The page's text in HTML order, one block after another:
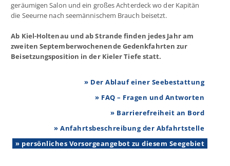
geräumigen Salon und ein großes Achterdeck wo der Kapitän
die Seeurne nach seemännischem Brauch beisetzt.
Ab Kiel-Holtenau und ab Strande finden jedes Jahr am
zweiten Septemberwochenende Gedenkfahrten zur
Beisetzungsposition in der Kieler Tiefe statt.
» Der Ablauf einer Seebestattung
» FAQ – Fragen und Antworten
» Barrierefreiheit an Bord
» Anfahrtsbeschreibung der Abfahrtstelle
» persönliches Vorsorgeangebot zu diesem Seegebiet